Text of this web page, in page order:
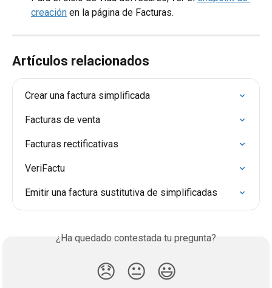
creación en la página de Facturas.
Artículos relacionados
Crear una factura simplificada
Facturas de venta
Facturas rectificativas
VeriFactu
Emitir una factura sustitutiva de simplificadas
¿Ha quedado contestada tu pregunta?
😞 😐 😃